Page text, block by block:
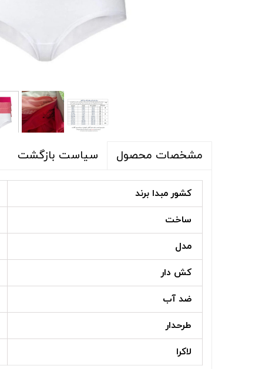
مشخصات محصول سیاست بازگشت
کشور مبدا برند
ساخت
مدل
کش دار
ضد آب
طرحدار
لاکرا